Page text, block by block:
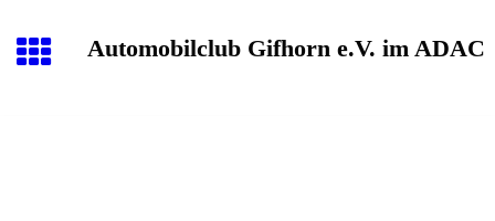
Automobilclub Gifhorn e.V. im ADAC